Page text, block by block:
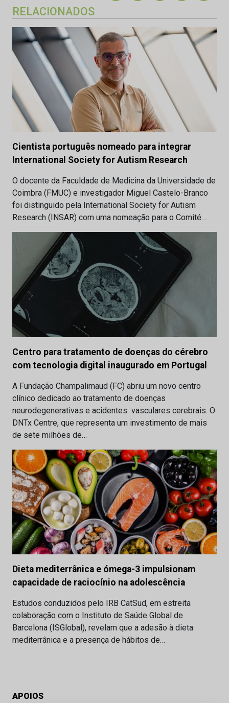
RELACIONADOS
Cientista português nomeado para integrar
International Society for Autism Research
O docente da Faculdade de Medicina da Universidade de
Coimbra (FMUC) e investigador Miguel Castelo-Branco
foi distinguido pela International Society for Autism
Research (INSAR) com uma nomeação para o Comité…
Centro para tratamento de doenças do cérebro
com tecnologia digital inaugurado em Portugal
A Fundação Champalimaud (FC) abriu um novo centro
clínico dedicado ao tratamento de doenças
neurodegenerativas e acidentes vasculares cerebrais. O
DNTx Centre, que representa um investimento de mais
de sete milhões de…
Dieta mediterrânica e ómega-3 impulsionam
capacidade de raciocínio na adolescência
Estudos conduzidos pelo IRB CatSud, em estreita
colaboração com o Instituto de Saúde Global de
Barcelona (ISGlobal), revelam que a adesão à dieta
mediterrânica e a presença de hábitos de…
APOIOS